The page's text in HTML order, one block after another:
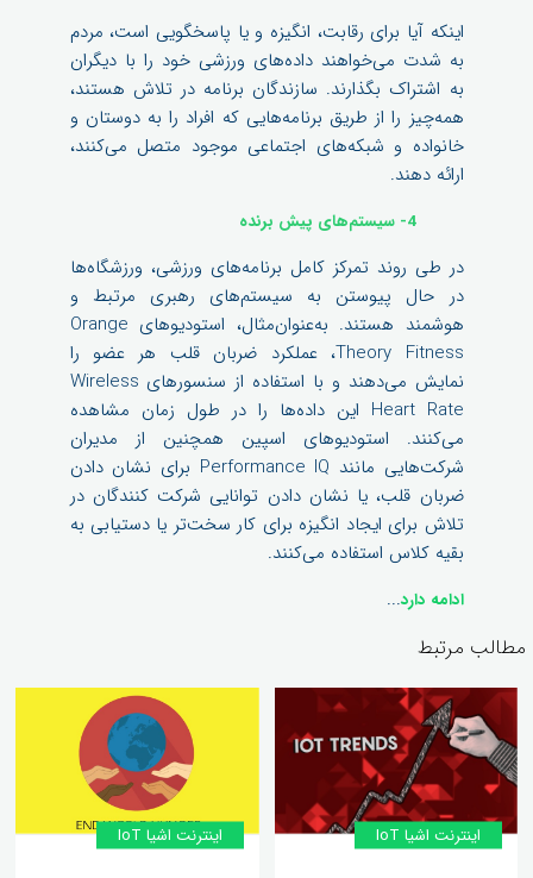
اینکه آیا برای رقابت، انگیزه و یا پاسخگویی است، مردم
به شدت می‌خواهند داده‌های ورزشی خود را با دیگران
به اشتراک بگذارند. سازندگان برنامه در تلاش هستند،
همه‌چیز را از طریق برنامه‌هایی که افراد را به دوستان و
خانواده و شبکه‌های اجتماعی موجود متصل می‌کنند،
ارائه دهند.
4- سیستم‌های پیش برنده
در طی روند تمرکز کامل برنامه‌های ورزشی، ورزشگاه‌ها
در حال پیوستن به سیستم‌های رهبری مرتبط و
هوشمند هستند. به‌عنوان‌مثال، استودیوهای Orange
Theory Fitness، عملکرد ضربان قلب هر عضو را
نمایش می‌دهند و با استفاده از سنسورهای Wireless
Heart Rate این داده‌ها را در طول زمان مشاهده
می‌کنند. استودیوهای اسپین همچنین از مدیران
شرکت‌هایی مانند Performance IQ برای نشان دادن
ضربان قلب، یا نشان دادن توانایی شرکت کنندگان در
تلاش برای ایجاد انگیزه برای کار سخت‌تر یا دستیابی به
بقیه کلاس استفاده می‌کنند.
ادامه دارد...
مطالب مرتبط
اینترنت اشیا IoT اینترنت اشیا IoT